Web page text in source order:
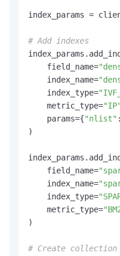
index_params =
# Add indexes
    field_name=
    index_name=
    index_type=
    metric_type=
"IP"
    params={
"nlist"
)
    field_name=
    index_name=
    index_type=
    metric_type=
)
# Create collection